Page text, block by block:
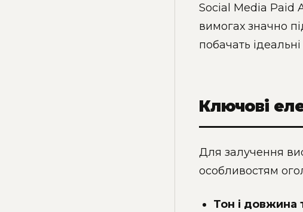
Social Media Paid
вимогах значно
побачать
Ключові
Для залучення
особливостям
Тон і довжина